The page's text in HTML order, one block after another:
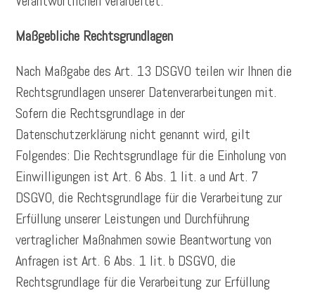
Maßgebliche Rechtsgrundlagen
Nach Maßgabe des Art. 13 DSGVO teilen wir Ihnen die
Rechtsgrundlagen unserer Datenverarbeitungen mit.
Sofern die Rechtsgrundlage in der
Datenschutzerklärung nicht genannt wird, gilt
Folgendes: Die Rechtsgrundlage für die Einholung von
Einwilligungen ist Art. 6 Abs. 1 lit. a und Art. 7
DSGVO, die Rechtsgrundlage für die Verarbeitung zur
Erfüllung unserer Leistungen und Durchführung
vertraglicher Maßnahmen sowie Beantwortung von
Anfragen ist Art. 6 Abs. 1 lit. b DSGVO, die
Rechtsgrundlage für die Verarbeitung zur Erfüllung